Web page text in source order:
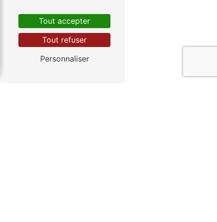
Contactez-nous
Tout accepter
Tout refuser
Personnaliser